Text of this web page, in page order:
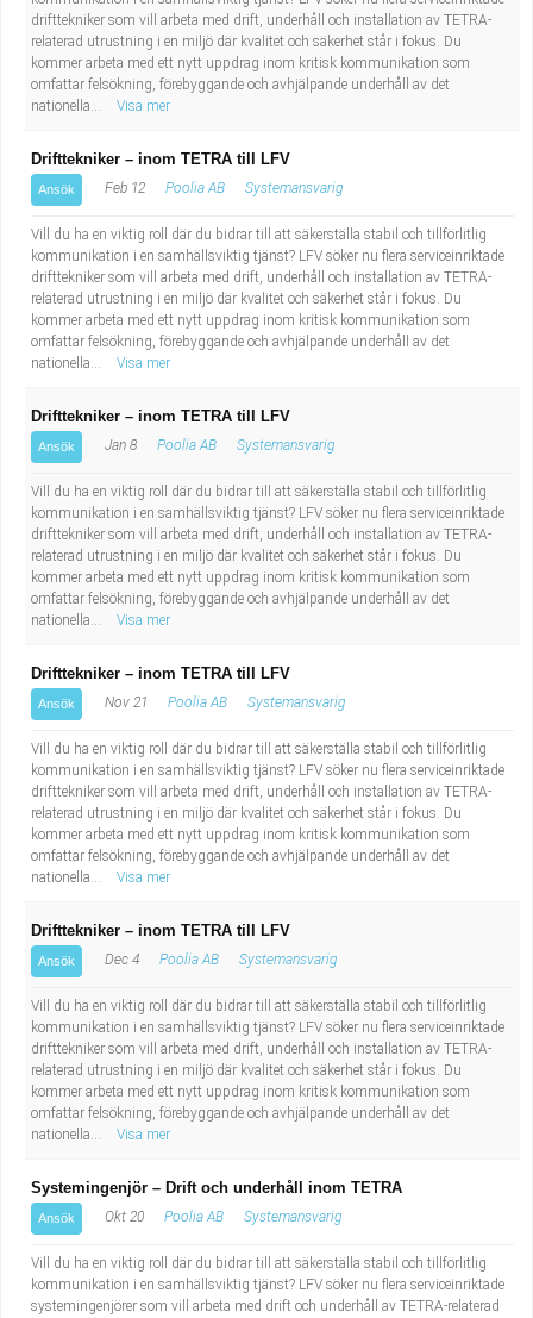
Industriell tillverkning
Installation, drift, underhåll
Kultur, media, design
Militärt arbete
Naturbruk
Naturvetenskapligt arbete
Pedagogiskt arbete
Sanering och renhållning
Socialt arbete
Säkerhetsarbete
Tekniskt arbete
Transport
Behandlingsassistent/Socialpedagog
Tandsköterska
Tidningsbud/Tidningsdistributör
Lärare i fritidshem/Fritidspedagog
Taxiförare/Taxichaufför
Läkarsekreterare/Vårdadmin/Medicinsk
sekreterare
Lastbilsförare m.fl.
Fastighetsskötare
Informatör/Kommunikatör
Brevbärare
Sjuksköterska, grundutbildad
Kock, storhushåll
Undersköterska, vård- o specialavd. o mottagning
Administrativ assistent
Lärare i gymnasiet
drifttekniker som vill arbeta med drift, underhåll och installation av TETRA-
relaterad utrustning i en miljö där kvalitet och säkerhet står i fokus. Du
kommer arbeta med ett nytt uppdrag inom kritisk kommunikation som
omfattar felsökning, förebyggande och avhjälpande underhåll av det
nationella...
Visa mer
Drifttekniker – inom TETRA till LFV
Ansök Feb 12 Poolia AB Systemansvarig
Vill du ha en viktig roll där du bidrar till att säkerställa stabil och tillförlitlig
kommunikation i en samhällsviktig tjänst? LFV söker nu flera serviceinriktade
drifttekniker som vill arbeta med drift, underhåll och installation av TETRA-
relaterad utrustning i en miljö där kvalitet och säkerhet står i fokus. Du
kommer arbeta med ett nytt uppdrag inom kritisk kommunikation som
omfattar felsökning, förebyggande och avhjälpande underhåll av det
nationella...
Visa mer
Drifttekniker – inom TETRA till LFV
Ansök Jan 8 Poolia AB Systemansvarig
Vill du ha en viktig roll där du bidrar till att säkerställa stabil och tillförlitlig
kommunikation i en samhällsviktig tjänst? LFV söker nu flera serviceinriktade
drifttekniker som vill arbeta med drift, underhåll och installation av TETRA-
relaterad utrustning i en miljö där kvalitet och säkerhet står i fokus. Du
kommer arbeta med ett nytt uppdrag inom kritisk kommunikation som
omfattar felsökning, förebyggande och avhjälpande underhåll av det
nationella...
Visa mer
Drifttekniker – inom TETRA till LFV
Ansök Nov 21 Poolia AB Systemansvarig
Vill du ha en viktig roll där du bidrar till att säkerställa stabil och tillförlitlig
kommunikation i en samhällsviktig tjänst? LFV söker nu flera serviceinriktade
drifttekniker som vill arbeta med drift, underhåll och installation av TETRA-
relaterad utrustning i en miljö där kvalitet och säkerhet står i fokus. Du
kommer arbeta med ett nytt uppdrag inom kritisk kommunikation som
omfattar felsökning, förebyggande och avhjälpande underhåll av det
nationella...
Visa mer
Drifttekniker – inom TETRA till LFV
Ansök Dec 4 Poolia AB Systemansvarig
Vill du ha en viktig roll där du bidrar till att säkerställa stabil och tillförlitlig
kommunikation i en samhällsviktig tjänst? LFV söker nu flera serviceinriktade
drifttekniker som vill arbeta med drift, underhåll och installation av TETRA-
relaterad utrustning i en miljö där kvalitet och säkerhet står i fokus. Du
kommer arbeta med ett nytt uppdrag inom kritisk kommunikation som
omfattar felsökning, förebyggande och avhjälpande underhåll av det
nationella...
Visa mer
Systemingenjör – Drift och underhåll inom TETRA
Ansök Okt 20 Poolia AB Systemansvarig
Vill du ha en viktig roll där du bidrar till att säkerställa stabil och tillförlitlig
kommunikation i en samhällsviktig tjänst? LFV söker nu flera serviceinriktade
systemingenjörer som vill arbeta med drift och underhåll av TETRA-relaterad